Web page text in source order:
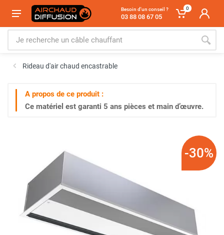
Besoin d'un conseil ?
03 88 08 67 05
0
Rideau d'air chaud encastrable
A propos de ce produit :
Ce matériel est garanti 5 ans pièces et main d’œuvre.
-30%